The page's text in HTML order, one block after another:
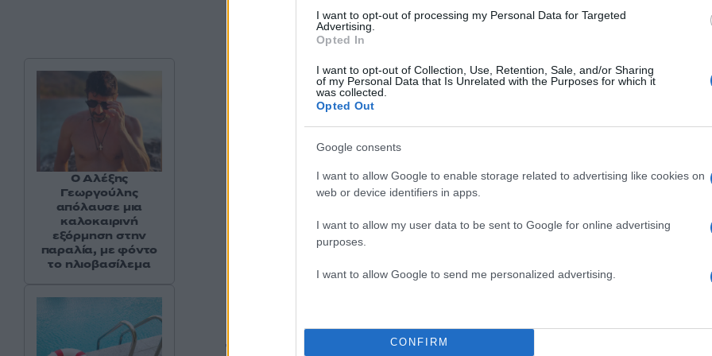
I want to opt-out of processing my Personal Data for Targeted
Advertising.
Opted In
I want to opt-out of Collection, Use, Retention, Sale, and/or Sharing
of my Personal Data that Is Unrelated with the Purposes for which it
was collected.
Opted Out
Google consents
I want to allow Google to enable storage related to advertising like cookies on
web or device identifiers in apps.
I want to allow my user data to be sent to Google for online advertising
purposes.
I want to allow Google to send me personalized advertising.
CONFIRM
Το ιστορικό των τριών κολοσσών της οικογένειας
Ο Αλέξης
Γεωργούλης
απόλαυσε μια
καλοκαιρινή
εξόρμηση στην
παραλία, με φόντο
το ηλιοβασίλεμα